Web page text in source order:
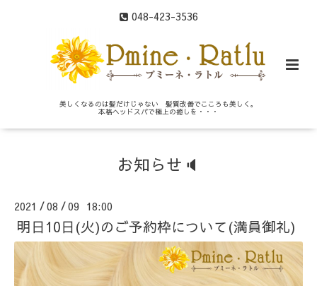
048-423-3536
美しくなるのは髪だけじゃない 髪質改善でこころも美しく。
本格ヘッドスパで極上の癒しを・・・
お知らせ🔈
2021 /08 /09 18:00
明日10日(火)のご予約枠について(満員御礼)